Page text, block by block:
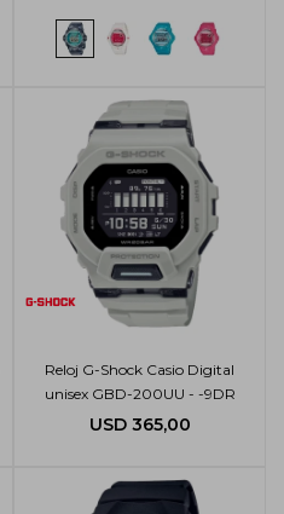
Reloj G-Shock Casio Digital
unisex GBD-200UU - -9DR
USD 365,00